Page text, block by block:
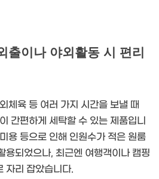
출이나 야외활동 시 편리
체육 등 여러 가지 시간을 보낼 때
간편하게 세탁할 수 있는 제품입니
용 등으로 인해 인원수가 적은 원룸
용되었으나, 최근엔 여행객이나 캠핑
자리 잡았습니다.